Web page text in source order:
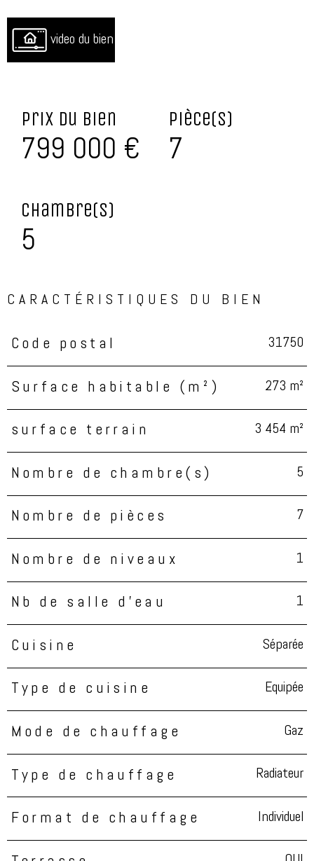
video du bien
Prix du bien
799 000 €
Pièce(s)
7
Chambre(s)
5
CARACTÉRISTIQUES DU BIEN
Caractéristiques Valeurs
Code postal 31750
Surface habitable (m²) 273 m²
surface terrain 3 454 m²
Nombre de chambre(s) 5
Nombre de pièces 7
Nombre de niveaux 1
Nb de salle d'eau 1
Cuisine Séparée
Type de cuisine Equipée
Mode de chauffage Gaz
Type de chauffage Radiateur
Format de chauffage Individuel